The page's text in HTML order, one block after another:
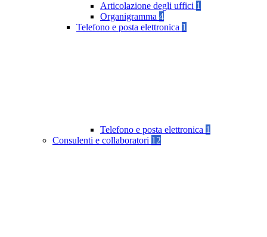
Articolazione degli uffici 1
Organigramma 4
Telefono e posta elettronica 1
Telefono e posta elettronica 1
Consulenti e collaboratori 12